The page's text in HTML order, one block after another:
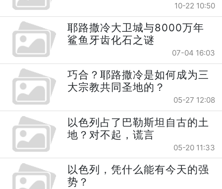
10-22 10:50
耶路撒冷大卫城与8000万年
鲨鱼牙齿化石之谜
07-04 16:03
巧合？耶路撒冷是如何成为三
大宗教共同圣地的？
05-27 12:08
以色列占了巴勒斯坦自古的土
地？对不起，谎言
05-20 11:33
以色列，凭什么能有今天的强
势？